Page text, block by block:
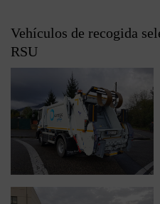
Vehículos de recogida
RSU